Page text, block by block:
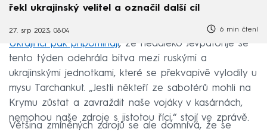
řekl ukrajinský velitel a označil další cíl
27. srp 2023, 08:04 6 min čtení
Ukrajinci pak připomínají, že nedaleko Jevpatorije se
tento týden odehrála bitva mezi ruskými a
ukrajinskými jednotkami, které se překvapivě vylodily u
mysu Tarchankut. „Jestli někteří ze sabotérů mohli na
Krymu zůstat a zavraždit naše vojáky v kasárnách,
nemohou naše zdroje s jistotou říci,“ stojí ve zprávě.
Většina zmíněných zdrojů se ale domnívá, že se